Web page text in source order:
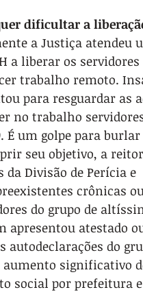
dificultar a
a Justiça
a liberar os
trabalho remoto.
para resguardar as
no trabalho
É um golpe para
seu objetivo, a
da Divisão de Perícia
crônicas
do grupo de
apresentou atestado
autodeclarações do
aumento significativo
social por prefeitura